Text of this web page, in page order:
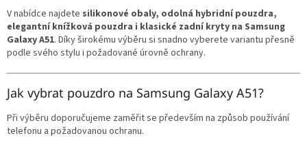
v
ý
p
i
u
V nabídce najdete silikonové obaly, odolná hybridní pouzdra,
elegantní knížková pouzdra i klasické zadní kryty na Samsung
Galaxy A51. Díky širokému výběru si snadno vyberete variantu přesně
podle svého stylu i požadované úrovně ochrany.
Jak vybrat pouzdro na Samsung Galaxy A51?
Při výběru doporučujeme zaměřit se především na způsob používání
telefonu a požadovanou ochranu.